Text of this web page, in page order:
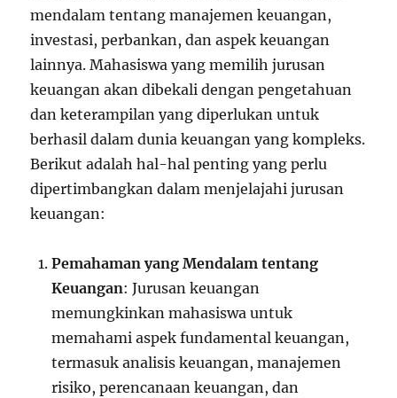
mendalam tentang manajemen keuangan,
investasi, perbankan, dan aspek keuangan
lainnya. Mahasiswa yang memilih jurusan
keuangan akan dibekali dengan pengetahuan
dan keterampilan yang diperlukan untuk
berhasil dalam dunia keuangan yang kompleks.
Berikut adalah hal-hal penting yang perlu
dipertimbangkan dalam menjelajahi jurusan
keuangan:
Pemahaman yang Mendalam tentang
Keuangan: Jurusan keuangan
memungkinkan mahasiswa untuk
memahami aspek fundamental keuangan,
termasuk analisis keuangan, manajemen
risiko, perencanaan keuangan, dan